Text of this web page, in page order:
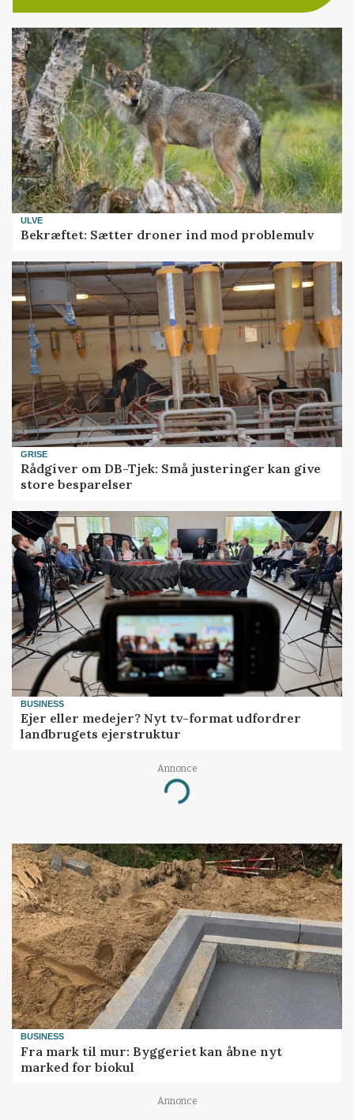
ULVE
Bekræftet: Sætter droner ind mod problemulv
GRISE
Rådgiver om DB-Tjek: Små justeringer kan give
store besparelser
BUSINESS
Ejer eller medejer? Nyt tv-format udfordrer
landbrugets ejerstruktur
Annonce
Loading...
BUSINESS
Fra mark til mur: Byggeriet kan åbne nyt
marked for biokul
Annonce